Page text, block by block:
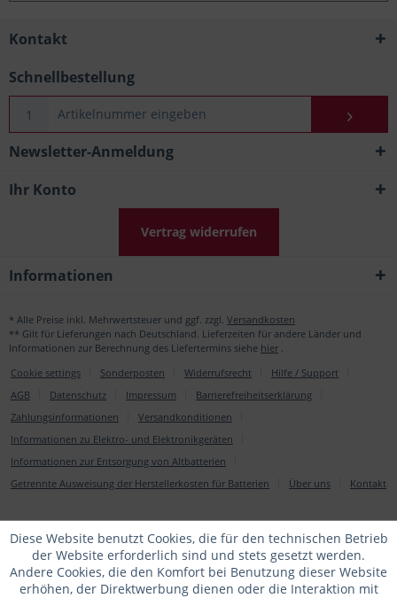
Kontakt
Schnellbestellung
Newsletter-Anmeldung
Ihr Konto
Vertrag widerrufen
Informationen
* Alle Preise inkl. Mehrwertsteuer und ggf. zzgl. Versandkosten
** Gilt für Lieferungen nach Deutschland. Lieferzeiten für andere Länder und
Informationen zur Berechnung des Liefertermins siehe hier
Cookie settings
Sonderposten Widerrufsrecht
Hilfe / Support
AGB
Datenschutz Impressum
Barrierefreiheitserklärung
Zahlungsinformationen
Versandkonditionen
Informationen zu Elektro- und Elektronikgeräten
Informationen zur Entsorgung von Altbatterien
Getrennte Ausweisung der Herstellerkosten für Batterien
Über uns Kontakt
Diese Website benutzt Cookies, die für den technischen Betrieb
der Website erforderlich sind und stets gesetzt werden.
Andere Cookies, die den Komfort bei Benutzung dieser Website
erhöhen, der Direktwerbung dienen oder die Interaktion mit